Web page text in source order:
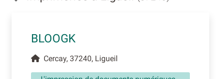
BLOOGK
Cercay, 37240, Ligueil